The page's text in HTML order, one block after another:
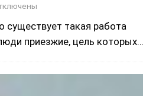
существует такая работа
приезжие, цель которых…